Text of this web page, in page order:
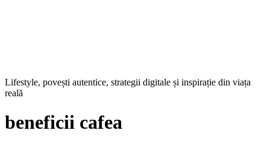
Lifestyle, povești autentice, strategii digitale și inspirație din viața
reală
beneficii cafea